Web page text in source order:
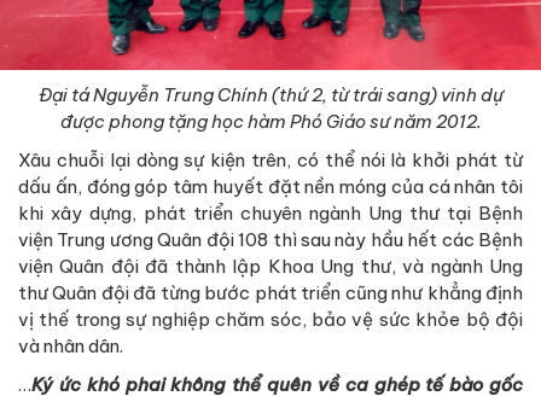
Đại tá Nguyễn Trung Chính (thứ 2, từ trái sang) vinh dự
được phong tặng học hàm Phó Giáo sư năm 2012.
Xâu chuỗi lại dòng sự kiện trên, có thể nói là khởi phát từ
dấu ấn, đóng góp tâm huyết đặt nền móng của cá nhân tôi
khi xây dựng, phát triển chuyên ngành Ung thư tại Bệnh
viện Trung ương Quân đội 108 thì sau này hầu hết các Bệnh
viện Quân đội đã thành lập Khoa Ung thư, và ngành Ung
thư Quân đội đã từng bước phát triển cũng như khẳng định
vị thế trong sự nghiệp chăm sóc, bảo vệ sức khỏe bộ đội
và nhân dân.
…Ký ức khó phai không thể quên về ca ghép tế bào gốc